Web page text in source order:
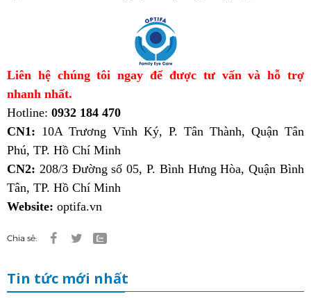
Liên hệ chúng tôi ngay để được tư vấn và hỗ trợ
nhanh nhất.
Hotline: 0932 184 470
CN1: 10A Trương Vĩnh Ký, P. Tân Thành, Quận Tân
Phú, TP. Hồ Chí Minh
CN2: 208/3 Đường số 05, P. Bình Hưng Hòa, Quận Bình
Tân, TP. Hồ Chí Minh
Website: optifa.vn
Chia sẻ:
Tin tức mới nhất